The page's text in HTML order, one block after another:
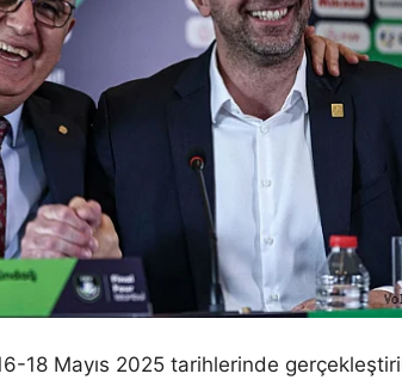
18 Mayıs 2025 tarihlerinde